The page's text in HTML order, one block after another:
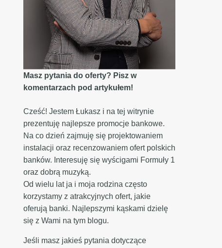
Masz pytania do oferty? Pisz w
komentarzach pod artykułem!
Cześć! Jestem Łukasz i na tej witrynie
prezentuję najlepsze promocje bankowe.
Na co dzień zajmuję się projektowaniem
instalacji oraz recenzowaniem ofert polskich
banków. Interesuję się wyścigami Formuły 1
oraz dobrą muzyką.
Od wielu lat ja i moja rodzina często
korzystamy z atrakcyjnych ofert, jakie
oferują banki. Najlepszymi kąskami dzielę
się z Wami na tym blogu.
Jeśli masz jakieś pytania dotyczące